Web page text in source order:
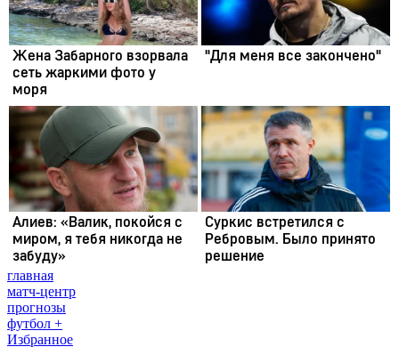
главная
матч-центр
прогнозы
футбол +
Избранное